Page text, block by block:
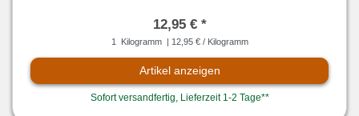
12,95 € *
1 Kilogramm | 12,95 € / Kilogramm
Artikel anzeigen
Sofort versandfertig, Lieferzeit 1-2 Tage**